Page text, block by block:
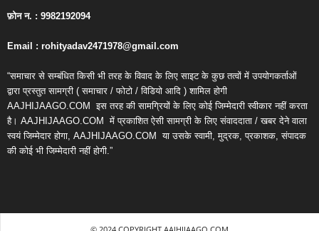
फ़ोन न. : 9982192094
Email : rohityadav2471978@gmail.com
“समाचार से सम्बंधित किसी भी तरह के विवाद के लिए साइट के कुछ तत्वों में उपयोगकर्ताओं
द्वारा प्रस्तुत सामग्री ( समाचार / फोटो / विडियो आदि ) शामिल होगी
AAJHIJAAGO.COM इस तरह की सामग्रियों के लिए कोई जिम्मेदारी स्वीकार नहीं करता
है। AAJHIJAAGO.COM में प्रकाशित ऐसी सामग्री के लिए संवाददाता / खबर देने वाला
स्वयं जिम्मेदार होगा, AAJHIJAAGO.COM या उसके स्वामी, मुद्रक, प्रकाशक, संपादक
की कोई भी जिम्मेदारी नहीं होगी.”